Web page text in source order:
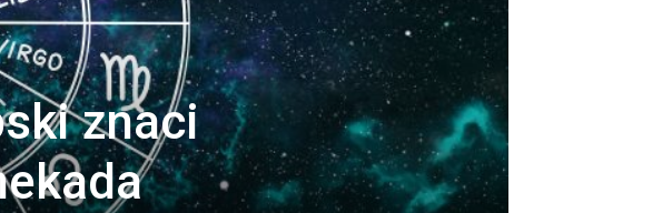
znaci